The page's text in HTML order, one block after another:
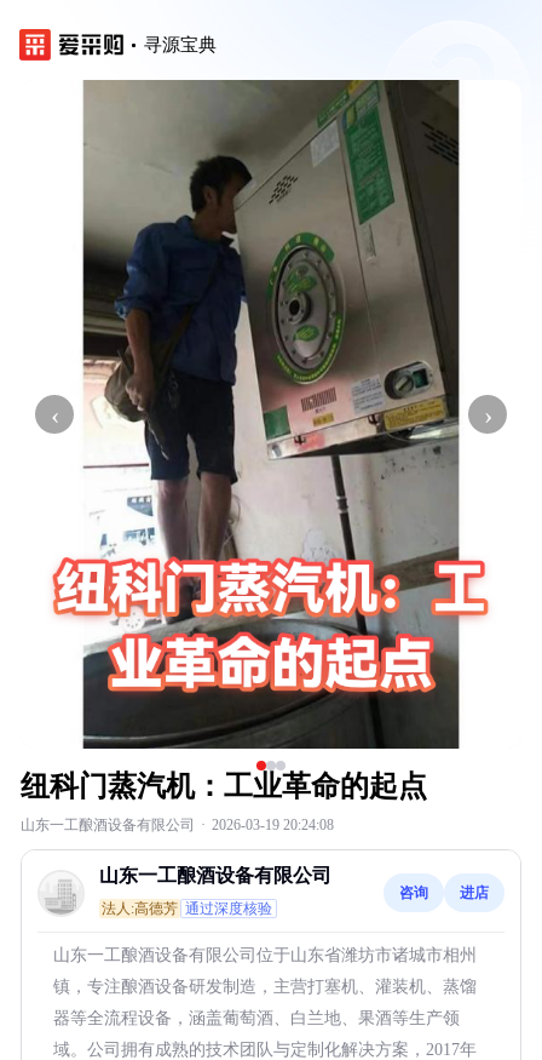
寻源宝典
‹ ›
纽科门蒸汽机：工业革命的起点
山东一工酿酒设备有限公司 · 2026-03-19 20:24:08
山东一工酿酒设备有限公司
法人:高德芳 通过深度核验
咨询 进店
山东一工酿酒设备有限公司位于山东省潍坊市诸城市相州
镇，专注酿酒设备研发制造，主营打塞机、灌装机、蒸馏
器等全流程设备，涵盖葡萄酒、白兰地、果酒等生产领
域。公司拥有成熟的技术团队与定制化解决方案，2017年